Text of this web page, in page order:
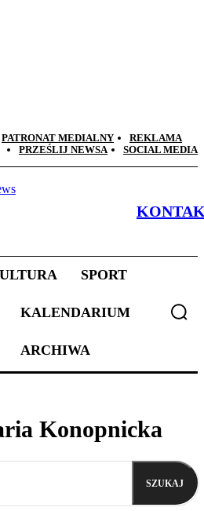
PATRONAT MEDIALNY
REKLAMA
PRZEŚLIJ NEWSA
SOCIAL MEDIA
SPORT
KALENDARIUM
ARCHIWA
Konopnicka
SZUKAJ